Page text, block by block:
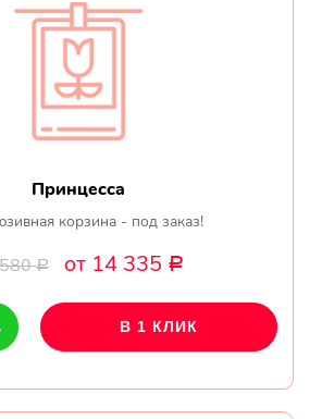
Принцесса
корзина - под заказ!
Р от 14 335 Р
В 1 КЛИК